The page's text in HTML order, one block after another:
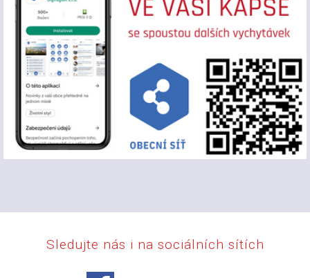
Sledujte nás i na sociálních sítích